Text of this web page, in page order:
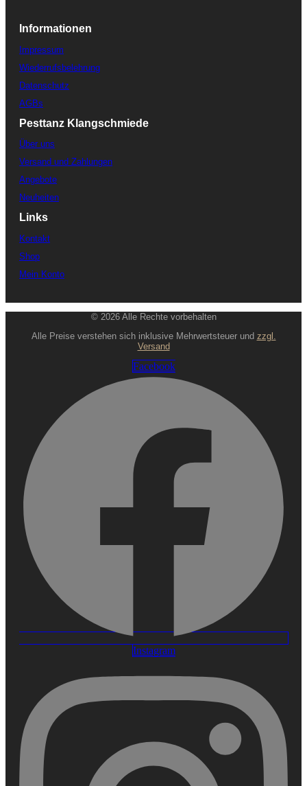
Informationen
Impressum
Wiederrufsbelehrung
Datenschutz
AGBs
Pesttanz Klangschmiede
Über uns
Versand und Zahlungen
Angebote
Neuheiten
Links
Kontakt
Shop
Mein Konto
© 2026 Alle Rechte vorbehalten
Alle Preise verstehen sich inklusive Mehrwertsteuer und zzgl.
Versand
Facebook
Instagram